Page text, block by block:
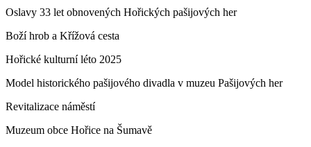
Oslavy 33 let obnovených Hořických pašijových her
Boží hrob a Křížová cesta
Hořické kulturní léto 2025
Model historického pašijového divadla v muzeu Pašijových her
Revitalizace náměstí
Muzeum obce Hořice na Šumavě